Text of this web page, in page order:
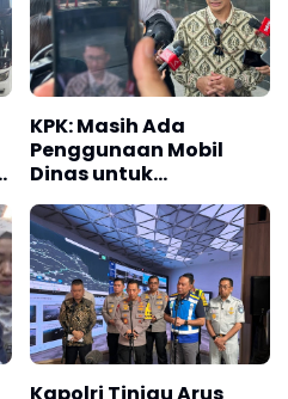
KPK: Masih Ada
Penggunaan Mobil
Dinas untuk
Saat Mudik 2026
Kapolri Tinjau Arus